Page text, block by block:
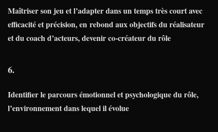
Maîtriser son jeu et l’adapter dans un temps très court avec
efficacité et précision, en rebond aux objectifs du réalisateur
et du coach d’acteurs, devenir co-créateur du rôle
6.
Identifier le parcours émotionnel et psychologique du rôle,
l’environnement dans lequel il évolue